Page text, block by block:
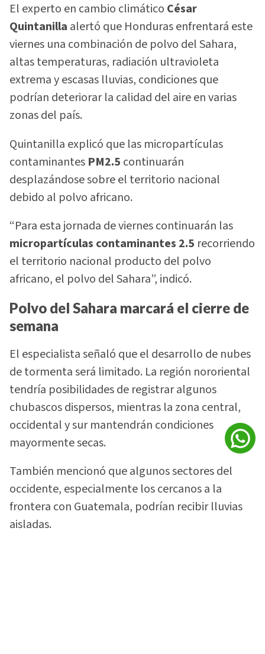
El experto en cambio climático César
Quintanilla alertó que Honduras enfrentará este
viernes una combinación de polvo del Sahara,
altas temperaturas, radiación ultravioleta
extrema y escasas lluvias, condiciones que
podrían deteriorar la calidad del aire en varias
zonas del país.
Quintanilla explicó que las micropartículas
contaminantes PM2.5 continuarán
desplazándose sobre el territorio nacional
debido al polvo africano.
“Para esta jornada de viernes continuarán las
micropartículas contaminantes 2.5 recorriendo
el territorio nacional producto del polvo
africano, el polvo del Sahara”, indicó.
Polvo del Sahara marcará el cierre de
semana
El especialista señaló que el desarrollo de nubes
de tormenta será limitado. La región nororiental
tendría posibilidades de registrar algunos
chubascos dispersos, mientras la zona central,
occidental y sur mantendrán condiciones
mayormente secas.
También mencionó que algunos sectores del
occidente, especialmente los cercanos a la
frontera con Guatemala, podrían recibir lluvias
aisladas.